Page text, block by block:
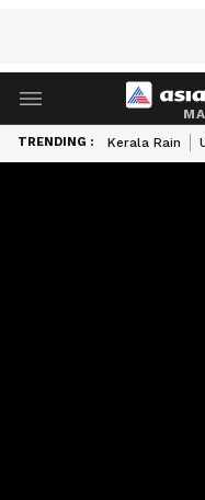
TRENDING : Kerala Rain